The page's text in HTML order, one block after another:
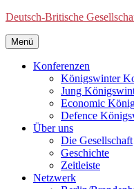
Deutsch-Britische
Menü
Konferenzen
Königswinter
Jung
Economic
Defence
Über uns
Die Gesellschaft
Geschichte
Zeitleiste
Netzwerk